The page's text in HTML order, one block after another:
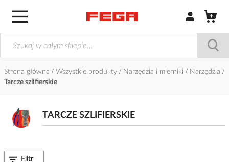
Zaloguj się /
Strona główna Wszystkie produkty Narzędzia i mierniki
Narzędzia
Tarcze szlifierskie
TARCZE SZLIFIERSKIE
Filtr